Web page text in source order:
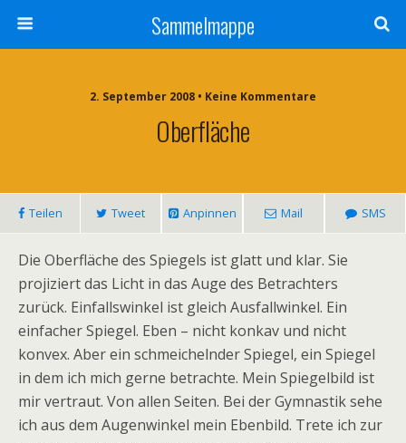
Sammelmappe
2. September 2008 • Keine Kommentare
Oberfläche
Teilen Tweet Anpinnen Mail SMS
Die Oberfläche des Spiegels ist glatt und klar. Sie
projiziert das Licht in das Auge des Betrachters
zurück. Einfallswinkel ist gleich Ausfallwinkel. Ein
einfacher Spiegel. Eben – nicht konkav und nicht
konvex. Aber ein schmeichelnder Spiegel, ein Spiegel
in dem ich mich gerne betrachte. Mein Spiegelbild ist
mir vertraut. Von allen Seiten. Bei der Gymnastik sehe
ich aus dem Augenwinkel mein Ebenbild. Trete ich zur